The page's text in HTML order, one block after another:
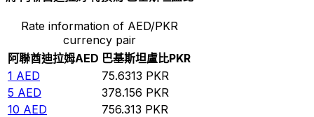
Rate information of AED/PKR
currency pair
阿聯酋迪拉姆AED 巴基斯坦盧比PKR
1 AED 75.6313 PKR
5 AED 378.156 PKR
10 AED 756.313 PKR